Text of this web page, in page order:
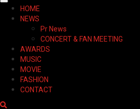
Primary
Menu
HOME
NEWS
Pr News
CONCERT & FAN MEETING
AWARDS
MUSIC
MOVIE
FASHION
CONTACT